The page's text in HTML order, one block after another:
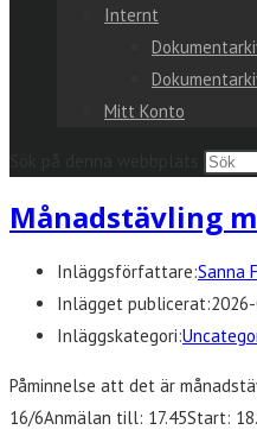
Internt
Mitt Konto
Månadstävling
Inläggsförfattare:Sanna
Inlägget publicerat:
Inläggskategori:
Påminnelse att det är
16/6Anmälan till: 17.45Start: